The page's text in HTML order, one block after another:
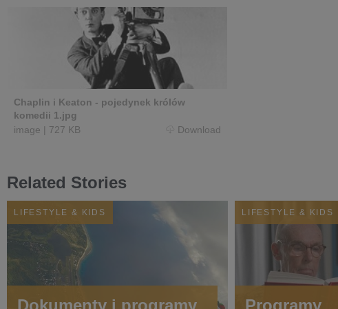
Chaplin i Keaton - pojedynek królów
komedii 1.jpg
image | 727 KB Download
Related Stories
LIFESTYLE & KIDS
Dokumenty i programy
LIFESTYLE & KIDS
Programy